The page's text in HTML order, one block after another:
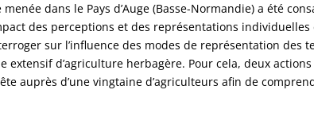
menée dans le Pays d’Auge (Basse-Normandie) a été
des perceptions et des représentations
sur l’influence des modes de représentation des
extensif d’agriculture herbagère. Pour cela, deux
auprès d’une vingtaine d’agriculteurs afin de